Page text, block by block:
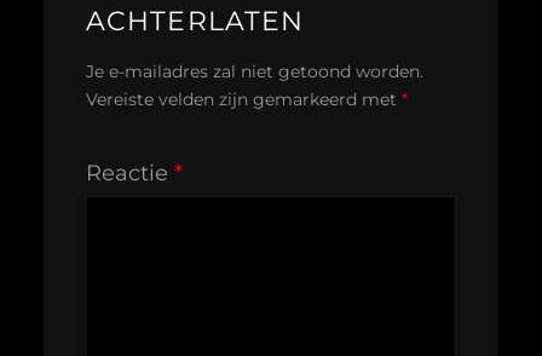
ACHTERLATEN
Je e-mailadres zal niet getoond worden.
Vereiste velden zijn gemarkeerd met *
Reactie *